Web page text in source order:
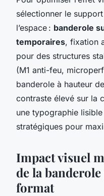
sélectionner le
l’espace : banderole
temporaires, fixation
pour des structures
(M1 anti-feu,
banderole à hauteur
contraste élevé sur la
une typographie
stratégiques pour
Impact visuel
de la
format